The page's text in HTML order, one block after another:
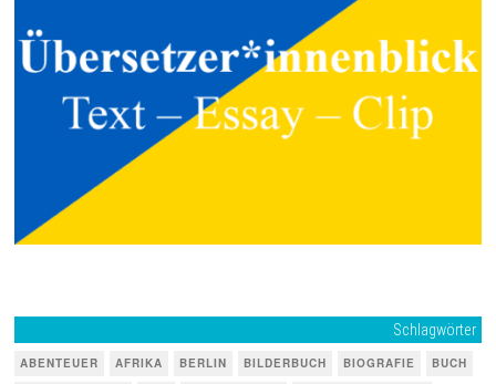
Schlagwörter
ABENTEUER AFRIKA BERLIN BILDERBUCH BIOGRAFIE
BUCH